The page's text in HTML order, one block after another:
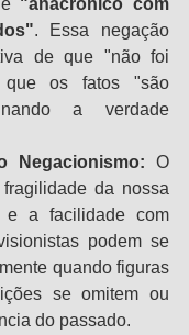
"anacrônico com
. Essa negação
de que "não foi
os fatos "são
a verdade
Negacionismo: O
da nossa
e a facilidade com
podem se
quando figuras
se omitem ou
do passado.